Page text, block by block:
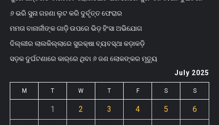
୬ ଭରି ସୁନା ଗହଣା ଲୁଟ କରି ଦୁର୍ବୃତ୍ତ ଫେରାର
ମମତା ବାନାର୍ଜୀଙ୍କ ଗାଡ଼ି ଉପରେ ଭିଡ଼ ହିଂସା ଅଭିଯୋଗ
ଦିଲ୍ଲୀର ଲାଲକିଲ୍ଲାରେ ସୁରକ୍ଷା ବ୍ୟବସ୍ଥା କଡ଼ାକଡ଼ି
ସଡ଼କ ଦୁର୍ଘଟଣାରେ କାର୍‌ରେ ଥିବା ୬ ଜଣ ଲୋକଙ୍କର ମୃତ୍ୟୁ
July 2025
M T W T F S S
1 2 3 4 5 6